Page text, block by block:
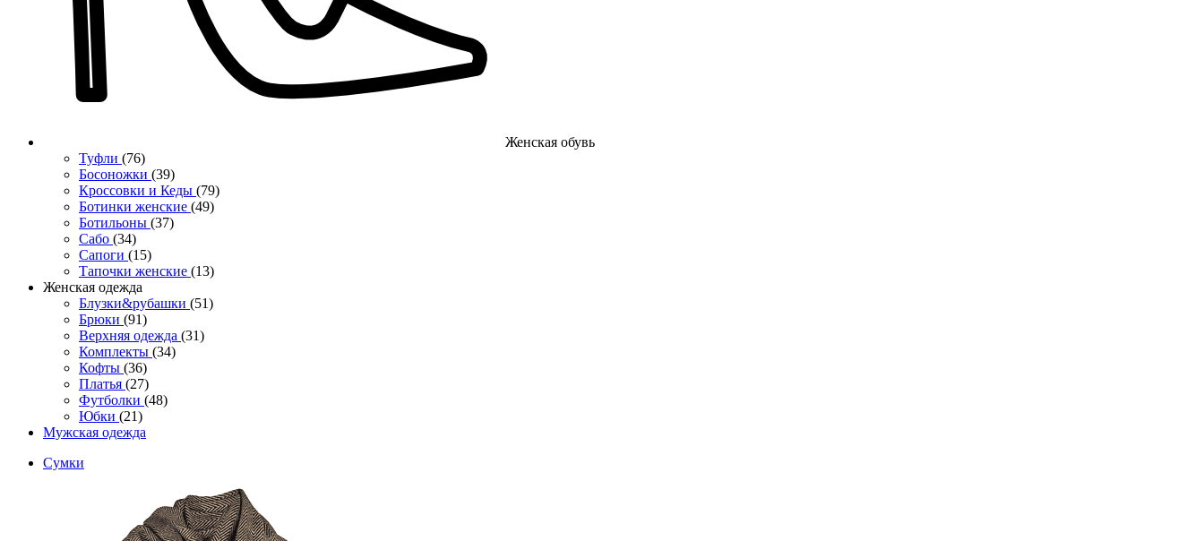
Женcкая обувь
Туфли (76)
Босоножки (39)
Кроссовки и Кеды (79)
Ботинки женские (49)
Ботильоны (37)
Сабо (34)
Сапоги (15)
Тапочки женские (13)
Женская одежда
Блузки&рубашки (51)
Брюки (91)
Верхняя одежда (31)
Комплекты (34)
Кофты (36)
Платья (27)
Футболки (48)
Юбки (21)
Мужская одежда
Сумки